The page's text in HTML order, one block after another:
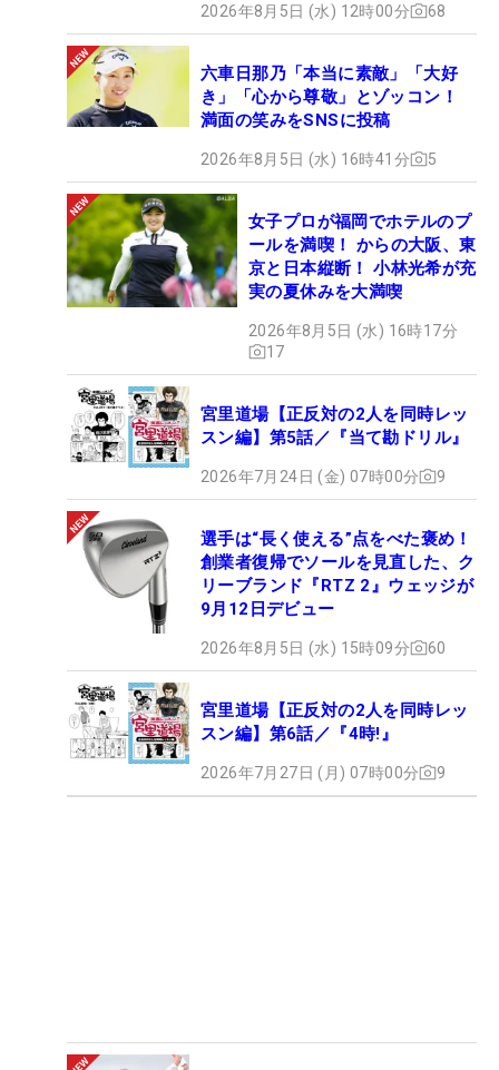
2026年8月5日 (水) 12時00分 68
六車日那乃「本当に素敵」「大好
き」「心から尊敬」とゾッコン！
満面の笑みをSNSに投稿
2026年8月5日 (水) 16時41分 5
女子プロが福岡でホテルのプ
ールを満喫！ からの大阪、東
京と日本縦断！ 小林光希が充
実の夏休みを大満喫
2026年8月5日 (水) 16時17分
17
宮里道場【正反対の2人を同時レッ
スン編】第5話／『当て勘ドリル』
2026年7月24日 (金) 07時00分 9
選手は“長く使える”点をべた褒め！
創業者復帰でソールを見直した、ク
リーブランド『RTZ 2』ウェッジが
9月12日デビュー
2026年8月5日 (水) 15時09分 60
宮里道場【正反対の2人を同時レッ
スン編】第6話／『4時!』
2026年7月27日 (月) 07時00分 9